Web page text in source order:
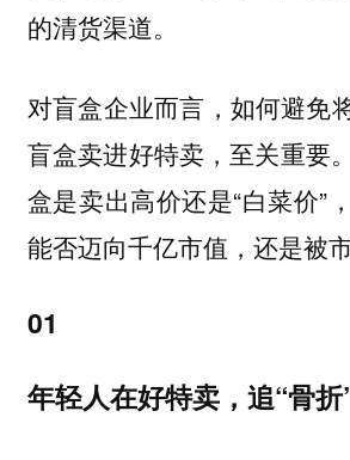
的清货渠道。
对盲盒企业而言，如何避免
盲盒卖进好特卖，至关重要
盒是卖出高价还是“白菜价”
能否迈向千亿市值，还是被市
01
年轻人在好特卖，追“骨折